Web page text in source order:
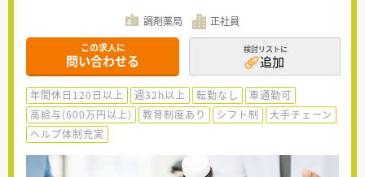
調剤薬局 正社員
この求人に
問い合わせる
検討リストに
追加
年間休日120日以上 週32h以上 転勤なし
車通勤可
高給与(600万円以上)
教育制度あり シフト制
大手チェーン
ヘルプ体制充実